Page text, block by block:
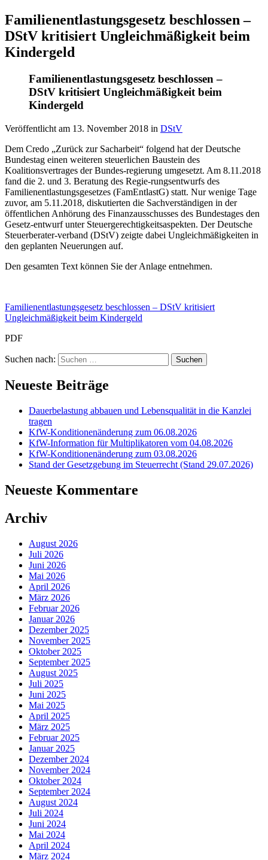
Familienentlastungsgesetz beschlossen –
DStV kritisiert Ungleichmäßigkeit beim
Kindergeld
Familienentlastungsgesetz beschlossen –
DStV kritisiert Ungleichmäßigkeit beim
Kindergeld
Veröffentlicht am 13. November 2018 in DStV
Dem Credo „Zurück zur Sacharbeit“ folgend hat der Deutsche
Bundestag einen weiteren steuerlichen Baustein des
Koalitionsvertrages der Bundes-regierung umgesetzt. Am 8.11.2018
fand die 2. und 3. Beratung des Regie-rungsentwurfs des
Familienentlastungsgesetzes (FamEntlastG) statt. Nur wenige Tage
zuvor, am 5.11.2018, diskutierten die Sachverständigen in der
öffentlichen Anhörung des Finanzausschusses des Bundestages den
Gesetz-entwurf unter Steuergerechtigkeitsaspekten. Der Deutsche
Steuerberater-verband (DStV) zeigte dabei Ungleichmäßigkeiten in
den geplanten Neuerungen auf.
Den gesamten Text können Sie der Anlage entnehmen.
Familienentlastungsgesetz beschlossen – DStV kritisiert
Ungleichmäßigkeit beim Kindergeld
PDF
Suchen nach:
Neueste Beiträge
Dauerbelastung abbauen und Lebensqualität in die Kanzlei
tragen
KfW-Konditionenänderung zum 06.08.2026
KfW-Information für Multiplikatoren vom 04.08.2026
KfW-Konditionenänderung zum 03.08.2026
Stand der Gesetzgebung im Steuerrecht (Stand 29.07.2026)
Neueste Kommentare
Archiv
August 2026
Juli 2026
Juni 2026
Mai 2026
April 2026
März 2026
Februar 2026
Januar 2026
Dezember 2025
November 2025
Oktober 2025
September 2025
August 2025
Juli 2025
Juni 2025
Mai 2025
April 2025
März 2025
Februar 2025
Januar 2025
Dezember 2024
November 2024
Oktober 2024
September 2024
August 2024
Juli 2024
Juni 2024
Mai 2024
April 2024
März 2024